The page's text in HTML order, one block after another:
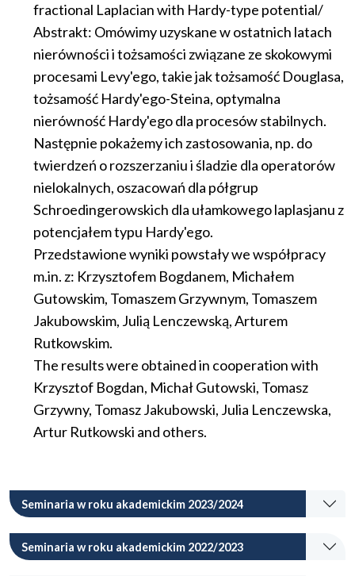
fractional Laplacian with Hardy-type potential/
Abstrakt: Omówimy uzyskane w ostatnich latach
nierówności i tożsamości związane ze skokowymi
procesami Levy'ego, takie jak tożsamość Douglasa,
tożsamość Hardy'ego-Steina, optymalna
nierówność Hardy'ego dla procesów stabilnych.
Następnie pokażemy ich zastosowania, np. do
twierdzeń o rozszerzaniu i śladzie dla operatorów
nielokalnych, oszacowań dla półgrup
Schroedingerowskich dla ułamkowego laplasjanu z
potencjałem typu Hardy'ego.
Przedstawione wyniki powstały we współpracy
m.in. z: Krzysztofem Bogdanem, Michałem
Gutowskim, Tomaszem Grzywnym, Tomaszem
Jakubowskim, Julią Lenczewską, Arturem
Rutkowskim.
The results were obtained in cooperation with
Krzysztof Bogdan, Michał Gutowski, Tomasz
Grzywny, Tomasz Jakubowski, Julia Lenczewska,
Artur Rutkowski and others.
Seminaria w roku akademickim 2023/2024
Seminaria w roku akademickim 2022/2023